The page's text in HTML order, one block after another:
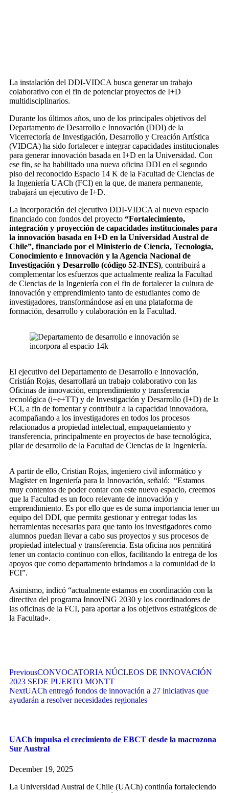
La instalación del DDI-VIDCA busca generar un trabajo
colaborativo con el fin de potenciar proyectos de I+D
multidisciplinarios.
Durante los últimos años, uno de los principales objetivos del
Departamento de Desarrollo e Innovación (DDI) de la
Vicerrectoría de Investigación, Desarrollo y Creación Artística
(VIDCA) ha sido fortalecer e integrar capacidades institucionales
para generar innovación basada en I+D en la Universidad. Con
ese fin, se ha habilitado una nueva oficina DDI en el segundo
piso del reconocido Espacio 14 K de la Facultad de Ciencias de
la Ingeniería UACh (FCI) en la que, de manera permanente,
trabajará un ejecutivo de I+D.
La incorporación del ejecutivo DDI-VIDCA al nuevo espacio
financiado con fondos del proyecto “Fortalecimiento,
integración y proyección de capacidades institucionales para
la innovación basada en I+D en la Universidad Austral de
Chile”, financiado por el Ministerio de Ciencia, Tecnología,
Conocimiento e Innovación y la Agencia Nacional de
Investigación y Desarrollo (código 52-INES), contribuirá a
complementar los esfuerzos que actualmente realiza la Facultad
de Ciencias de la Ingeniería con el fin de fortalecer la cultura de
innovación y emprendimiento tanto de estudiantes como de
investigadores, transformándose así en una plataforma de
formación, desarrollo y colaboración en la Facultad.
El ejecutivo del Departamento de Desarrollo e Innovación,
Cristián Rojas, desarrollará un trabajo colaborativo con las
Oficinas de innovación, emprendimiento y transferencia
tecnológica (i+e+TT) y de Investigación y Desarrollo (I+D) de la
FCI, a fin de fomentar y contribuir a la capacidad innovadora,
acompañando a los investigadores en todos los procesos
relacionados a propiedad intelectual, empaquetamiento y
transferencia, principalmente en proyectos de base tecnológica,
pilar de desarrollo de la Facultad de Ciencias de la Ingeniería.
A partir de ello, Cristian Rojas, ingeniero civil informático y
Magíster en Ingeniería para la Innovación, señaló: “Estamos
muy contentos de poder contar con este nuevo espacio, creemos
que la Facultad es un foco relevante de innovación y
emprendimiento. Es por ello que es de suma importancia tener un
equipo del DDI, que permita gestionar y entregar todas las
herramientas necesarias para que tanto los investigadores como
alumnos puedan llevar a cabo sus proyectos y sus procesos de
propiedad intelectual y transferencia. Esta oficina nos permitirá
tener un contacto continuo con ellos, facilitando la entrega de los
apoyos que como departamento brindamos a la comunidad de la
FCI”.
Asimismo, indicó “actualmente estamos en coordinación con la
directiva del programa InnovING 2030 y los coordinadores de
las oficinas de la FCI, para aportar a los objetivos estratégicos de
la Facultad».
PreviousCONVOCATORIA NÚCLEOS DE INNOVACIÓN
2023 SEDE PUERTO MONTT
NextUACh entregó fondos de innovación a 27 iniciativas que
ayudarán a resolver necesidades regionales
UACh impulsa el crecimiento de EBCT desde la macrozona
Sur Austral
December 19, 2025
La Universidad Austral de Chile (UACh) continúa fortaleciendo